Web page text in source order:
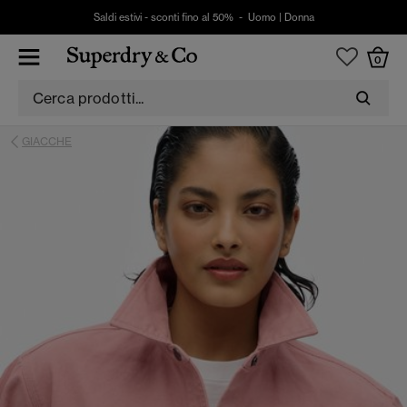
Saldi estivi - sconti fino al 50% - Uomo Donna
0
GIACCHE